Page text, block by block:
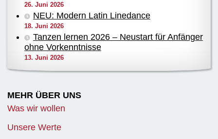
26. Juni 2026
NEU: Modern Latin Linedance
18. Juni 2026
Tanzen lernen 2026 – Neustart für Anfänger
ohne Vorkenntnisse
13. Juni 2026
MEHR ÜBER UNS
Was wir wollen
Unsere Werte